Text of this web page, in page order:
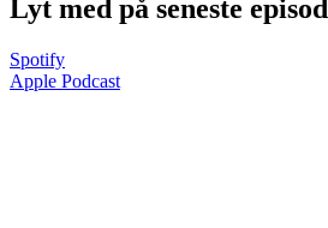
Lyt med på seneste
Spotify
Apple Podcast